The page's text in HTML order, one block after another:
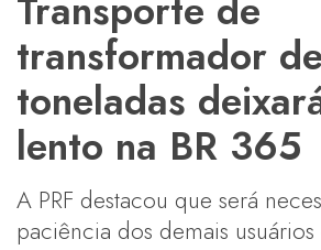
transformador
toneladas
lento na BR 365
A PRF destacou que será
paciência dos demais usuários